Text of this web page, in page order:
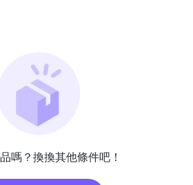
嗎？換換其他條件吧！